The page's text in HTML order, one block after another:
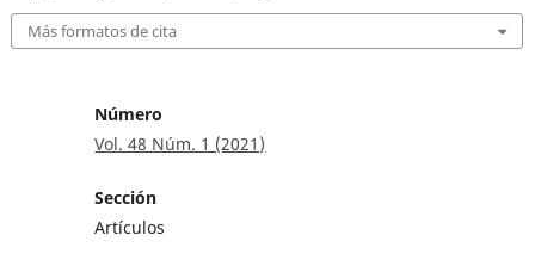
Más formatos de cita
Número
Vol. 48 Núm. 1 (2021)
Sección
Artículos